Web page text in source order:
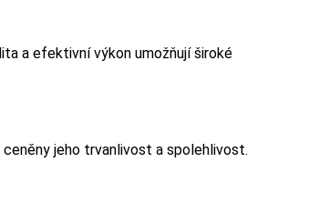
a efektivní výkon umožňují široké
jeho trvanlivost a spolehlivost.